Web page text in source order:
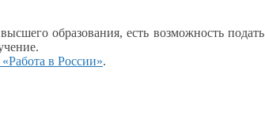
высшего образования, есть возможность подать
в России».